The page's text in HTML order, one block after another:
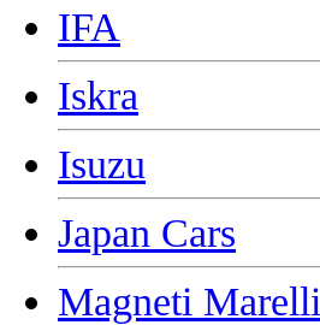
IFA
Iskra
Isuzu
Japan Cars
Magneti Marelli